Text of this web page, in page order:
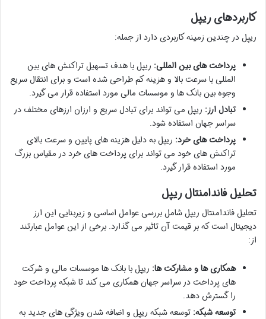
کاربردهای ریپل
ریپل در چندین زمینه کاربردی دارد از جمله:
پرداخت های بین المللی: ریپل با هدف تسهیل تراکنش های بین
المللی با سرعت بالا و هزینه کم طراحی شده است و برای انتقال سریع
وجوه بین بانک ها و موسسات مالی مورد استفاده قرار می گیرد.
تبادل ارز: ریپل می تواند برای تبادل سریع و ارزان ارزهای مختلف در
سراسر جهان استفاده شود.
پرداخت های خرد: ریپل به دلیل هزینه های پایین و سرعت بالای
تراکنش های خود می تواند برای پرداخت های خرد در مقیاس بزرگ
مورد استفاده قرار گیرد.
تحلیل فاندامنتال ریپل
تحلیل فاندامنتال ریپل شامل بررسی عوامل اساسی و زیربنایی این ارز
دیجیتال است که بر قیمت آن تاثیر می گذارد. برخی از این عوامل عبارتند
از:
همکاری ها و مشارکت ها: ریپل با بانک ها موسسات مالی و شرکت
های پرداخت در سراسر جهان همکاری می کند تا شبکه پرداخت خود
را گسترش دهد.
توسعه شبکه: توسعه شبکه ریپل و اضافه شدن ویژگی های جدید به